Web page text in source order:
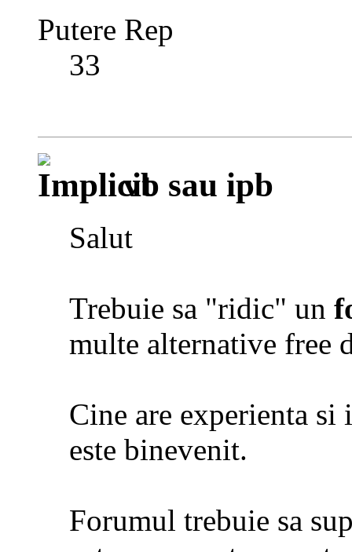
Putere Rep
33
vb sau ipb
Salut
Trebuie sa "ridic" un
multe alternative free
Cine are experienta
este binevenit.
Forumul trebuie sa